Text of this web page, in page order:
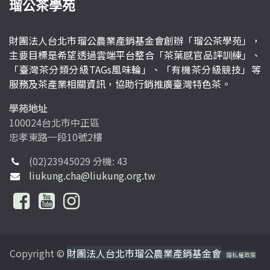
瑠公茶學苑
財團法人台北市瑠公農業產銷基金會創辦「瑠公茶學苑」，
主要目標是希望透過雲端平台整合「茶葉感官品評訓練」、
「臺灣茶分類分級TAGs風味輪」、「有機茶分級競技」等
服務及茶產業相關資訊，協助行銷推廣臺灣特色茶。
學苑地址
100024台北市中正區
忠孝東路一段10號2樓
(02)23945029 分機: 43
liukung.cha@liukung.org.tw
Copyright © 財團法人台北市瑠公農業產銷基金會 隱私權政策